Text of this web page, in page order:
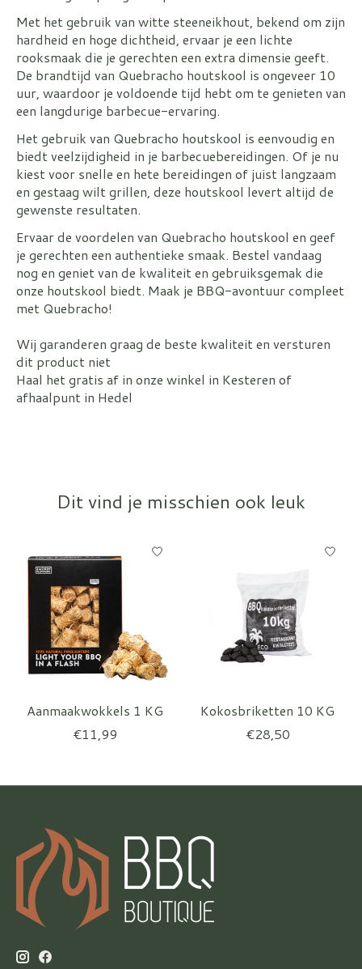
Met het gebruik van witte steeneikhout, bekend om zijn
hardheid en hoge dichtheid, ervaar je een lichte
rooksmaak die je gerechten een extra dimensie geeft.
De brandtijd van Quebracho houtskool is ongeveer 10
uur, waardoor je voldoende tijd hebt om te genieten van
een langdurige barbecue-ervaring.
Het gebruik van Quebracho houtskool is eenvoudig en
biedt veelzijdigheid in je barbecuebereidingen. Of je nu
kiest voor snelle en hete bereidingen of juist langzaam
en gestaag wilt grillen, deze houtskool levert altijd de
gewenste resultaten.
Ervaar de voordelen van Quebracho houtskool en geef
je gerechten een authentieke smaak. Bestel vandaag
nog en geniet van de kwaliteit en gebruiksgemak die
onze houtskool biedt. Maak je BBQ-avontuur compleet
met Quebracho!
Wij garanderen graag de beste kwaliteit en versturen
dit product niet
Haal het gratis af in onze winkel in Kesteren of
afhaalpunt in Hedel
Dit vind je misschien ook leuk
Items van productcarrousel
Aanmaakwokkels 1 KG
€11,99
Kokosbriketten 10 KG
€28,50